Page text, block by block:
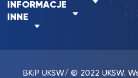
INFORMACJE
INNE
BKiP UKSW/ © 2022 UKSW.